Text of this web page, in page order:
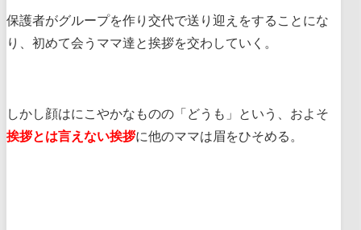
保護者がグループを作り交代で送り迎えをすることにな
り、初めて会うママ達と挨拶を交わしていく。
しかし顔はにこやかなものの「どうも」という、およそ
挨拶とは言えない挨拶に他のママは眉をひそめる。